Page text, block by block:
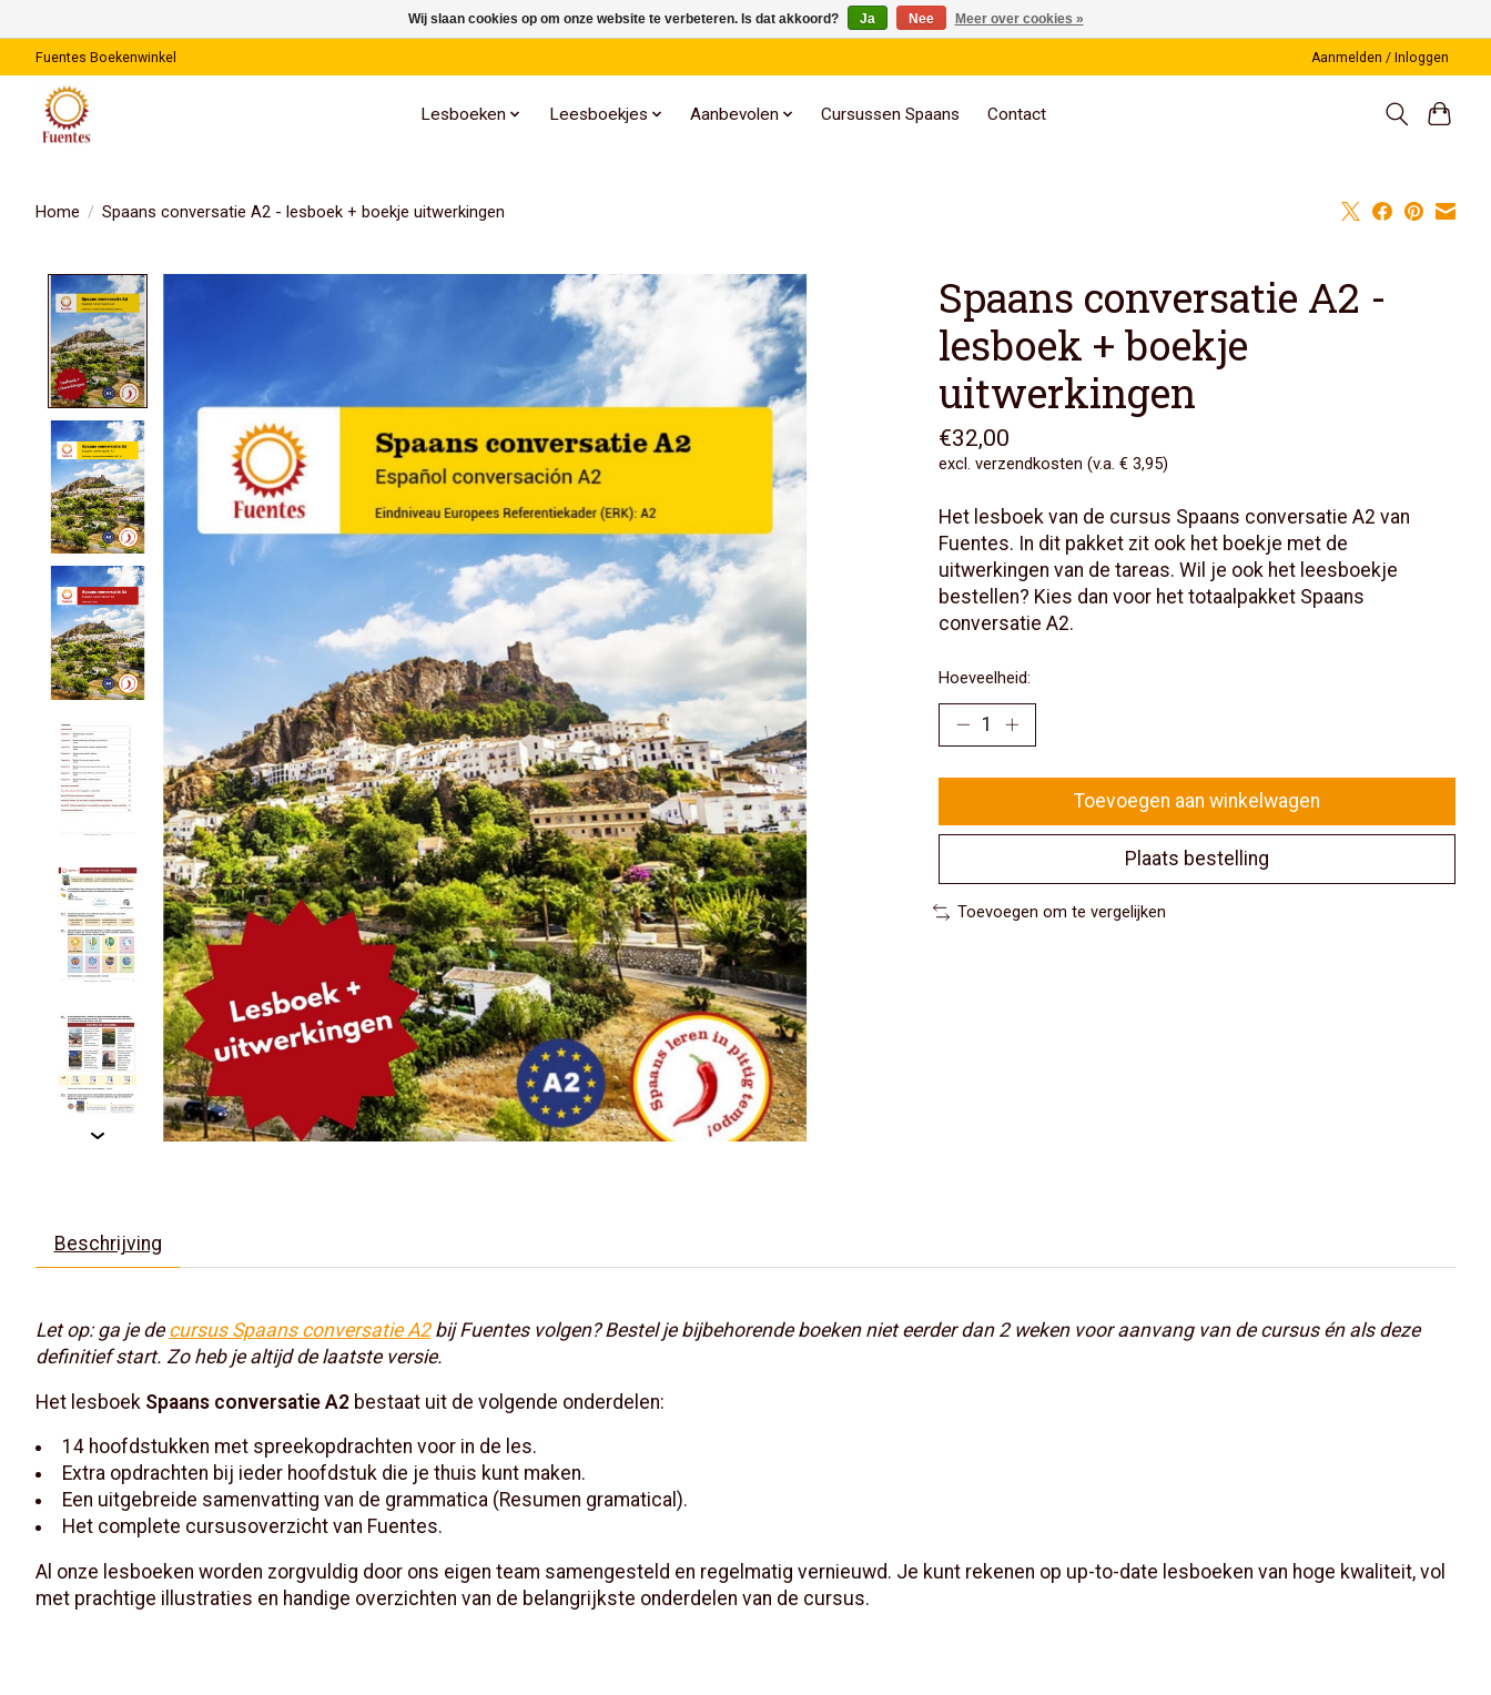
Fuentes Boekenwinkel Aanmelden / Inloggen
Lesboeken Leesboekjes Aanbevolen Cursussen Spaans Contact
Home / Spaans conversatie A2 - lesboek + boekje uitwerkingen
Product image slideshow Items
Spaans conversatie A2 -
lesboek + boekje
uitwerkingen
€32,00
excl. verzendkosten (v.a. € 3,95)
Het lesboek van de cursus Spaans conversatie A2 van
Fuentes. In dit pakket zit ook het boekje met de
uitwerkingen van de tareas. Wil je ook het leesboekje
bestellen? Kies dan voor het totaalpakket Spaans
conversatie A2.
Hoeveelheid:
Toevoegen aan winkelwagen
Plaats bestelling
Toevoegen om te vergelijken
Beschrijving
Let op: ga je decursus Spaans conversatie A2bij Fuentes volgen? Bestel je bijbehorende boeken niet eerder dan 2 weken voor aanvang van de cursus én als deze
definitief start. Zo heb je altijd de laatste versie.
Het lesboek Spaans conversatie A2 bestaat uit de volgende onderdelen:
14 hoofdstukken met spreekopdrachten voor in de les.
Extra opdrachten bij ieder hoofdstuk die je thuis kunt maken.
Een uitgebreide samenvatting van de grammatica (Resumen gramatical).
Het complete cursusoverzicht van Fuentes.
Al onze lesboeken worden zorgvuldig door ons eigen team samengesteld en regelmatig vernieuwd. Je kunt rekenen op up-to-date lesboeken van hoge kwaliteit, vol
met prachtige illustraties en handige overzichten van de belangrijkste onderdelen van de cursus.
Wij slaan cookies op om onze website te verbeteren. Is dat akkoord? Ja Nee Meer over cookies »